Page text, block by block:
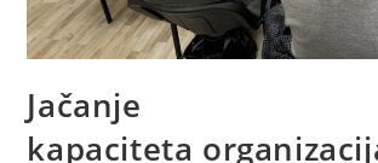
Jačanje
kapaciteta